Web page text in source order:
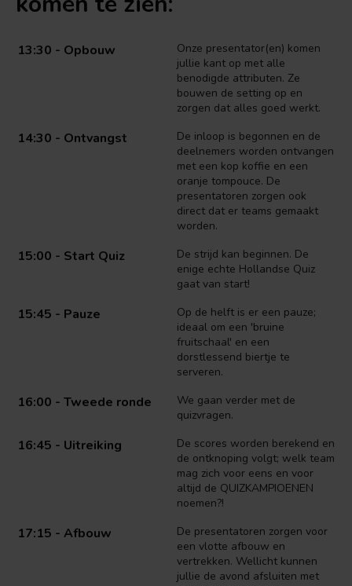
13:30 - Opbouw
Onze presentator(en) komen
jullie kant op met alle
benodigde attributen. Ze
bouwen de setting op en
zorgen dat alles goed werkt.
14:30 - Ontvangst
De inloop is begonnen en de
deelnemers worden ontvangen
met een kop koffie en een
oranje tompouce. De
presentatoren zorgen ook
direct dat er teams gemaakt
worden.
15:00 - Start Quiz
De strijd kan beginnen. De
enige echte Hollandse Quiz
gaat van start!
15:45 - Pauze
Op de helft is er een pauze;
ideaal om een 'bruine
fruitschaal' en een
dorstlessend biertje te
serveren.
16:00 - Tweede ronde
We gaan verder met de
quizvragen.
16:45 - Uitreiking
De scores worden berekend en
de ontknoping volgt; welk team
mag zich voor eens en voor
altijd de QUIZKAMPIOENEN
noemen?!
17:15 - Afbouw
De presentatoren zorgen voor
een vlotte afbouw en
vertrekken. Wellicht kunnen
jullie de avond afsluiten met